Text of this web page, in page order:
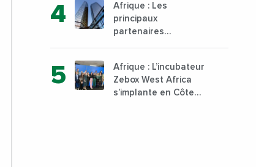
formation technique
et professionnelle sur
son campus de Karen
à Nairobi dès janvier
Afrique : Les
principaux
partenaires
désormais le Nigeria,
l’Angola et l’Afrique
du Sud
Afrique : L’incubateur
Zebox West Africa
s’implante en Côte